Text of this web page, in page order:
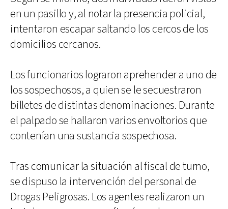
en un pasillo y, al notar la presencia policial,
intentaron escapar saltando los cercos de los
domicilios cercanos.
Los funcionarios lograron aprehender a uno de
los sospechosos, a quien se le secuestraron
billetes de distintas denominaciones. Durante
el palpado se hallaron varios envoltorios que
contenían una sustancia sospechosa.
Tras comunicar la situación al fiscal de turno,
se dispuso la intervención del personal de
Drogas Peligrosas. Los agentes realizaron un